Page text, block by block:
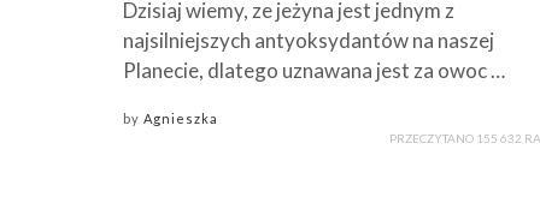
Dzisiaj wiemy, ze jeżyna jest jednym z
najsilniejszych antyoksydantów na naszej
Planecie, dlatego uznawana jest za owoc …
by Agnieszka
PRZECZYTANO 155 632